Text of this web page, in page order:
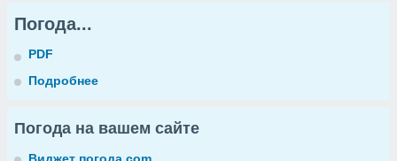
Погода...
PDF
Подробнее
Погода на вашем сайте